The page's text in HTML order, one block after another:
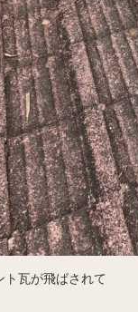
瓦が飛ばされて